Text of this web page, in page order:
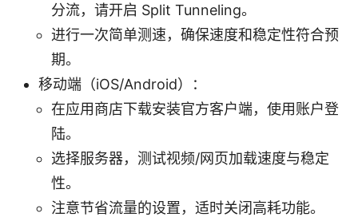
分流，请开启 Split Tunneling。
进行一次简单测速，确保速度和稳定性符合预
期。
移动端（iOS/Android）：
在应用商店下载安装官方客户端，使用账户登
陆。
选择服务器，测试视频/网页加载速度与稳定
性。
注意节省流量的设置，适时关闭高耗功能。